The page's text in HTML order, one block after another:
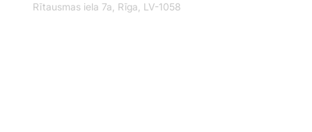
Rītausmas iela 7a, Rīga, LV-1058